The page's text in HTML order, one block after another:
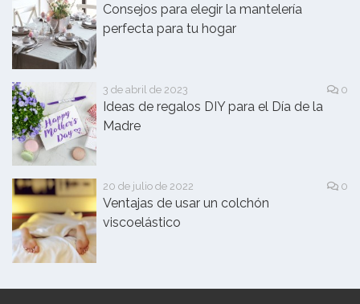
Consejos para elegir la mantelería
perfecta para tu hogar
3 de abril de 2023 0
Ideas de regalos DIY para el Día de la
Madre
20 de julio de 2022 0
Ventajas de usar un colchón
viscoelástico